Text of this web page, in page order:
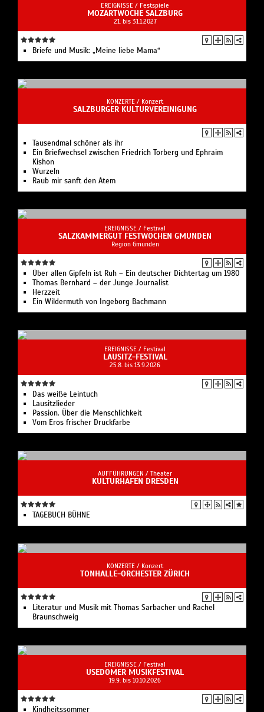
EREIGNISSE / Festspiele
MOZARTWOCHE SALZBURG
21. bis 31.1.2027
Briefe und Musik: „Meine liebe Mama“
KONZERTE / Konzert
SALZBURGER KULTURVEREINIGUNG
Tausendmal schöner als ihr
Ein Briefwechsel zwischen Friedrich Torberg und Ephraim
Kishon
Wurzeln
Raub mir sanft den Atem
EREIGNISSE / Festival
SALZKAMMERGUT FESTWOCHEN GMUNDEN
Region Gmunden
Über allen Gipfeln ist Ruh – Ein deutscher Dichtertag um 1980
Thomas Bernhard – der Junge Journalist
Herzzeit
Ein Wildermuth von Ingeborg Bachmann
EREIGNISSE / Festival
LAUSITZ-FESTIVAL
25.8. bis 13.9.2026
Das weiße Leintuch
Lausitzlieder
Passion. Über die Menschlichkeit
Vom Eros frischer Druckfarbe
AUFFÜHRUNGEN / Theater
KULTURHAFEN DRESDEN
TAGEBUCH BÜHNE
KONZERTE / Konzert
TONHALLE-ORCHESTER ZÜRICH
Literatur und Musik mit Thomas Sarbacher und Rachel
Braunschweig
EREIGNISSE / Festival
USEDOMER MUSIKFESTIVAL
19.9. bis 10.10.2026
Kindheitssommer